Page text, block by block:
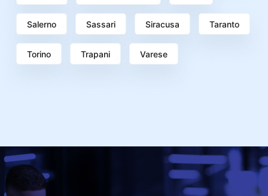
Salerno Sassari Siracusa Taranto
Torino Trapani Varese